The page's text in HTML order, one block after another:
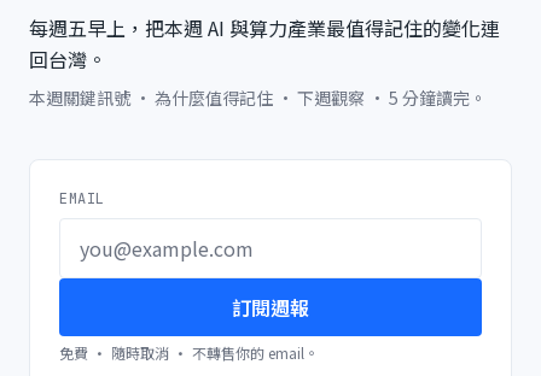
每週五早上，把本週 AI 與算力產業最值得記住的變化連
回台灣。
本週關鍵訊號 · 為什麼值得記住 · 下週觀察 · 5 分鐘讀完。
EMAIL
訂閱週報
免費 · 隨時取消 · 不轉售你的 email。